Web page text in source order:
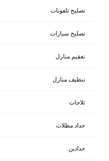
تصليح تلفونات
تصليح سيارات
تعقيم منازل
تنظيف منازل
ثلاجات
حداد مظلات
حدادين